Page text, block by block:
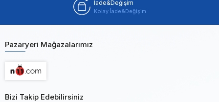
İade&Değişim
Kolay İade&Değişim
Pazaryeri Mağazalarımız
Bizi Takip Edebilirsiniz